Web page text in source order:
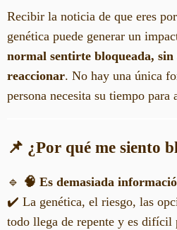
Recibir la noticia de que eres
genética puede generar un
normal sentirte bloqueada, sin
reaccionar. No hay una única
persona necesita su tiempo para
📌 ¿Por qué me siento
🔹 🧠 Es demasiada
✔️ La genética, el riesgo, las
todo llega de repente y es difícil